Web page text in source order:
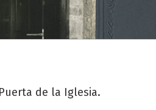
de la Iglesia.